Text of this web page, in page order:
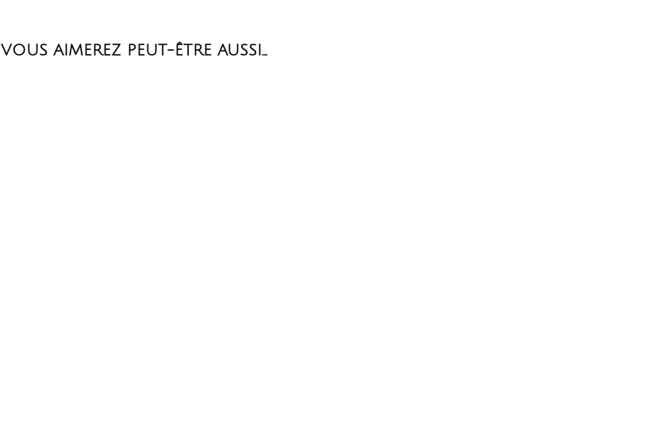
VOUS AIMEREZ PEUT-ÊTRE AUSSI…